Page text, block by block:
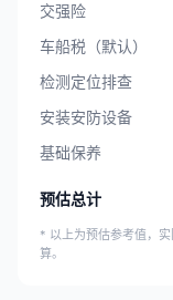
交强险
车船税（默认）
检测定位排查
安装安防设备
基础保养
预估总计
* 以上为预估参考值，
算。